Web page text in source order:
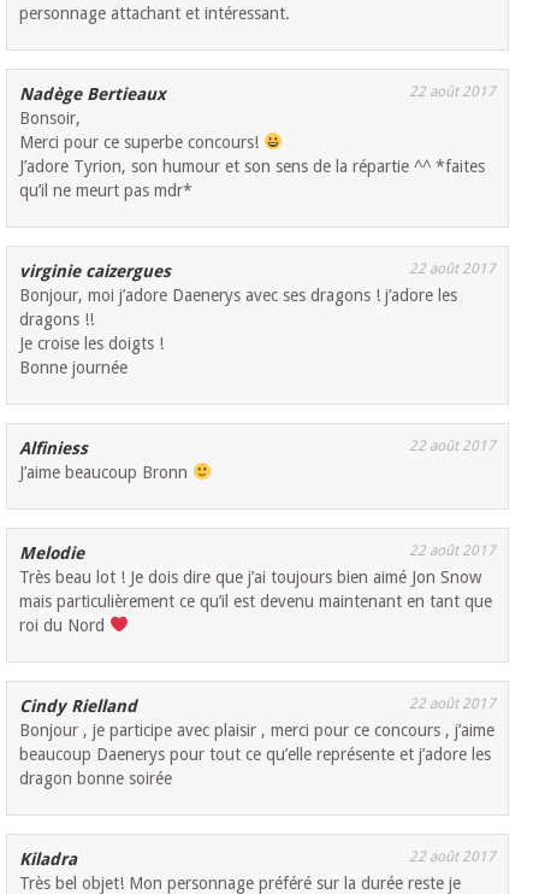
personnage attachant et intéressant.
Nadège Bertieaux 22 août 2017
Bonsoir,
Merci pour ce superbe concours!
J’adore Tyrion, son humour et son sens de la répartie ^^ *faites
qu’il ne meurt pas mdr*
virginie caizergues 22 août 2017
Bonjour, moi j’adore Daenerys avec ses dragons ! j’adore les
dragons !!
Je croise les doigts !
Bonne journée
Alfiniess 22 août 2017
J’aime beaucoup Bronn
Melodie 22 août 2017
Très beau lot ! Je dois dire que j’ai toujours bien aimé Jon Snow
mais particulièrement ce qu’il est devenu maintenant en tant que
roi du Nord
Cindy Rielland 22 août 2017
Bonjour , je participe avec plaisir , merci pour ce concours , j’aime
beaucoup Daenerys pour tout ce qu’elle représente et j’adore les
dragon bonne soirée
Kiladra 22 août 2017
Très bel objet! Mon personnage préféré sur la durée reste je